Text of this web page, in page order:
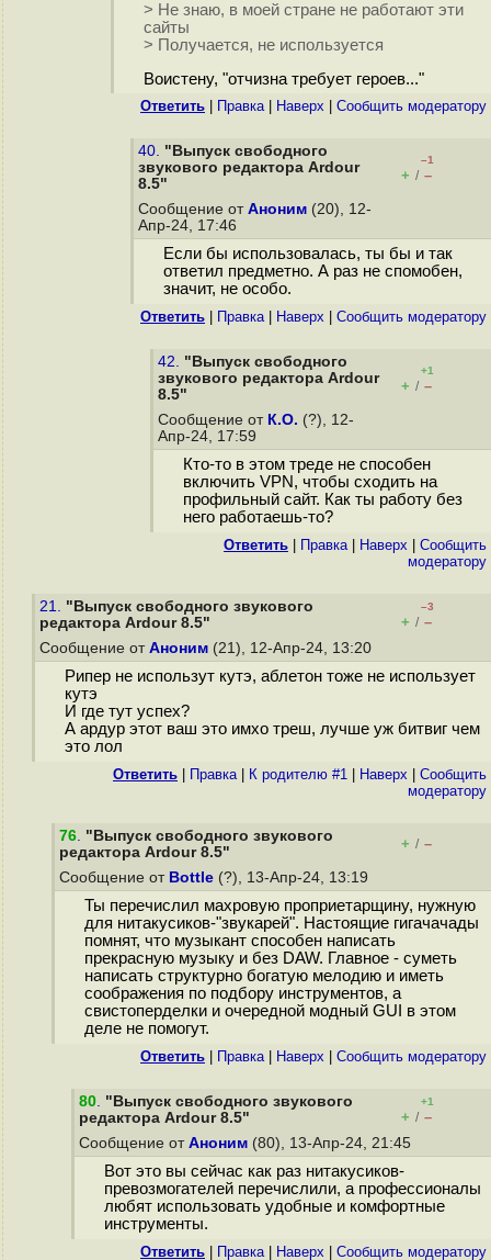
> Не знаю, в моей стране не работают эти
сайты
> Получается, не используется
Воистену, "отчизна требует героев..."
Ответить Правка| Наверх Cообщить модератору
40. "Выпуск свободного
звукового редактора Ardour
8.5"
–1
+ / –
Сообщение от Аноним (20), 12-
Апр-24, 17:46
Если бы использовалась, ты бы и так
ответил предметно. А раз не спомобен,
значит, не особо.
Ответить Правка| Наверх Cообщить модератору
42. "Выпуск свободного
звукового редактора Ardour
8.5"
+1
+ / –
Сообщение от К.О. (?), 12-
Апр-24, 17:59
Кто-то в этом треде не способен
включить VPN, чтобы сходить на
профильный сайт. Как ты работу без
него работаешь-то?
Ответить Правка| Наверх
Cообщить
модератору
21. "Выпуск свободного звукового
редактора Ardour 8.5"
–3
+ / –
Сообщение от Аноним (21), 12-Апр-24, 13:20
Рипер не использут кутэ, аблетон тоже не использует
кутэ
И где тут успех?
А ардур этот ваш это имхо треш, лучше уж битвиг чем
это лол
Ответить Правка| К родителю #1 Наверх
Cообщить
модератору
76. "Выпуск свободного звукового
редактора Ardour 8.5"
+ / –
Сообщение от Bottle (?), 13-Апр-24, 13:19
Ты перечислил махровую проприетарщину, нужную
для нитакусиков-"звукарей". Настоящие гигачачады
помнят, что музыкант способен написать
прекрасную музыку и без DAW. Главное - суметь
написать структурно богатую мелодию и иметь
соображения по подбору инструментов, а
свистоперделки и очередной модный GUI в этом
деле не помогут.
Ответить Правка| Наверх Cообщить модератору
80. "Выпуск свободного звукового
редактора Ardour 8.5"
+1
+ / –
Сообщение от Аноним (80), 13-Апр-24, 21:45
Вот это вы сейчас как раз нитакусиков-
превозмогателей перечислили, а профессионалы
любят использовать удобные и комфортные
инструменты.
Ответить Правка| Наверх Cообщить модератору